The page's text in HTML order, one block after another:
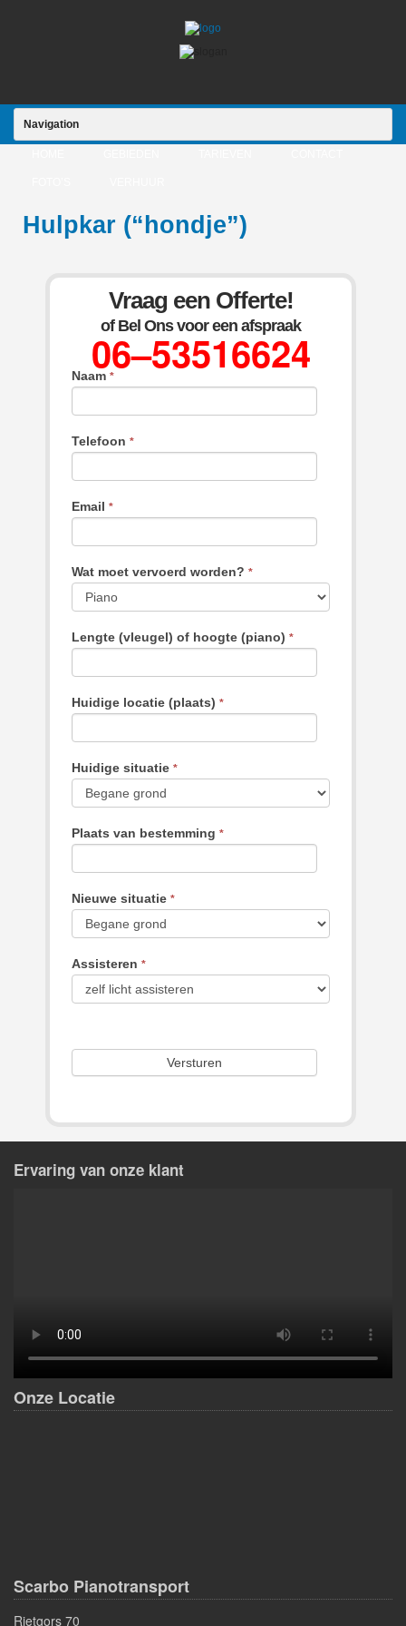
Navigation
Hulpkar (“hondje”)
Vraag een Offerte!
of Bel Ons voor een afspraak
06–53516624
Naam *
Telefoon *
Email *
Wat moet vervoerd worden? *
Lengte (vleugel) of hoogte (piano) *
Huidige locatie (plaats) *
Huidige situatie *
Plaats van bestemming *
Nieuwe situatie *
Assisteren *
Ervaring van onze klant
Onze Locatie
Scarbo Pianotransport
Rietgors 70